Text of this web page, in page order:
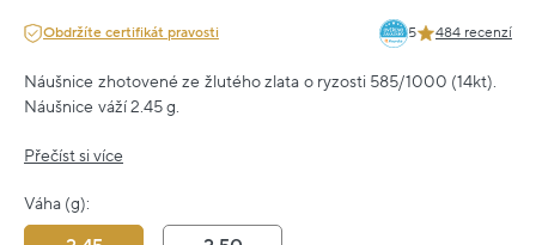
Obdržíte certifikát pravosti 5 484 recenzí
Náušnice zhotovené ze žlutého zlata o ryzosti 585/1000 (14kt).
Náušnice váží 2.45 g.
Přečíst si více
Váha (g):